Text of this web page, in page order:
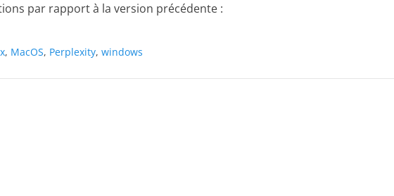
par rapport à la version précédente :
, MacOS, Perplexity, windows